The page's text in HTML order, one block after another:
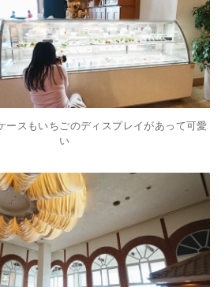
ースもいちごのディスプレイがあって可愛
い